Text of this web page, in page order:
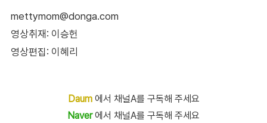
mettymom@donga.com
영상취재: 이승헌
영상편집: 이혜리
Daum에서 채널A를 구독해 주세요
Naver에서 채널A를 구독해 주세요